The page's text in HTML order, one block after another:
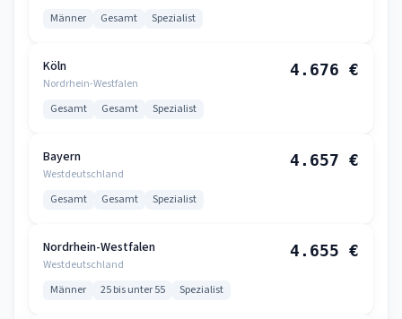
Männer
Gesamt Spezialist
Köln
Nordrhein-Westfalen
4.676 €
Gesamt Gesamt Spezialist
Bayern
Westdeutschland
4.657 €
Gesamt Gesamt Spezialist
Nordrhein-Westfalen
Westdeutschland
4.655 €
Männer 25 bis unter 55 Spezialist